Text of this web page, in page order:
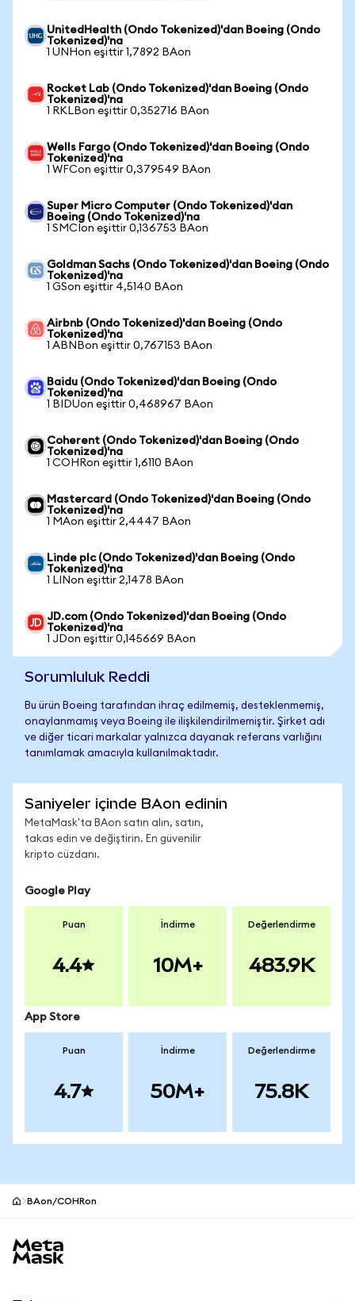
UnitedHealth (Ondo Tokenized)'dan Boeing (Ondo
Tokenized)'na
1 UNHon eşittir 1,7892 BAon
Rocket Lab (Ondo Tokenized)'dan Boeing (Ondo
Tokenized)'na
1 RKLBon eşittir 0,352716 BAon
Wells Fargo (Ondo Tokenized)'dan Boeing (Ondo
Tokenized)'na
1 WFCon eşittir 0,379549 BAon
Super Micro Computer (Ondo Tokenized)'dan
Boeing (Ondo Tokenized)'na
1 SMCIon eşittir 0,136753 BAon
Goldman Sachs (Ondo Tokenized)'dan Boeing (Ondo
Tokenized)'na
1 GSon eşittir 4,5140 BAon
Airbnb (Ondo Tokenized)'dan Boeing (Ondo
Tokenized)'na
1 ABNBon eşittir 0,767153 BAon
Baidu (Ondo Tokenized)'dan Boeing (Ondo
Tokenized)'na
1 BIDUon eşittir 0,468967 BAon
Coherent (Ondo Tokenized)'dan Boeing (Ondo
Tokenized)'na
1 COHRon eşittir 1,6110 BAon
Mastercard (Ondo Tokenized)'dan Boeing (Ondo
Tokenized)'na
1 MAon eşittir 2,4447 BAon
Linde plc (Ondo Tokenized)'dan Boeing (Ondo
Tokenized)'na
1 LINon eşittir 2,1478 BAon
JD.com (Ondo Tokenized)'dan Boeing (Ondo
Tokenized)'na
1 JDon eşittir 0,145669 BAon
Sorumluluk Reddi
Bu ürün Boeing tarafından ihraç edilmemiş, desteklenmemiş,
onaylanmamış veya Boeing ile ilişkilendirilmemiştir. Şirket adı
ve diğer ticari markalar yalnızca dayanak referans varlığını
tanımlamak amacıyla kullanılmaktadır.
Saniyeler içinde BAon edinin
MetaMask'ta BAon satın alın, satın,
takas edin ve değiştirin. En güvenilir
kripto cüzdanı.
Google Play
Puan
4.4
İndirme
10M+
Değerlendirme
483.9K
App Store
Puan
4.7
İndirme
50M+
Değerlendirme
75.8K
BAon/COHRon